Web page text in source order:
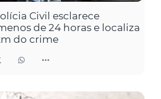
Civil esclarece
de 24 horas e localiza
do crime